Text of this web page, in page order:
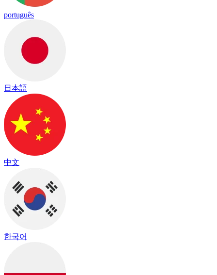
português
日本語
中文
한국어